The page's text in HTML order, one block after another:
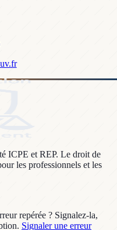
ICPE et REP. Le droit de
les professionnels et les
repérée ? Signalez-la,
Signaler une erreur